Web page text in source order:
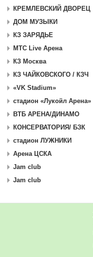
КРЕМЛЕВСКИЙ ДВОРЕЦ
ДОМ МУЗЫКИ
КЗ ЗАРЯДЬЕ
МТС Live Арена
КЗ Москва
КЗ ЧАЙКОВСКОГО / КЗЧ
«VK Stadium»
стадион «Лукойл Арена»
ВТБ АРЕНА/ДИНАМО
КОНСЕРВАТОРИЯ/ БЗК
стадион ЛУЖНИКИ
Арена ЦСКА
Jam club
Jam club